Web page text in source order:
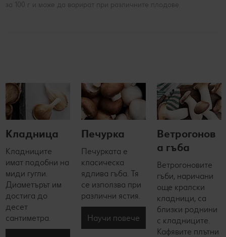
за 100 г и може да варират при различните плодове.
Кладница
Кладниците
имат подобни на
миди гугли.
Диаметърът им
достига до
десет
сантиметра.
Печурка
Печурката е
класическа
ядлива гъба. Тя
се използва при
различни ястия.
Научи повече
Ветрогонов
а гъба
Ветрогоновите
гъби, наричани
още кралски
кладници, са
близки роднини
с кладниците.
Кафявите плътни